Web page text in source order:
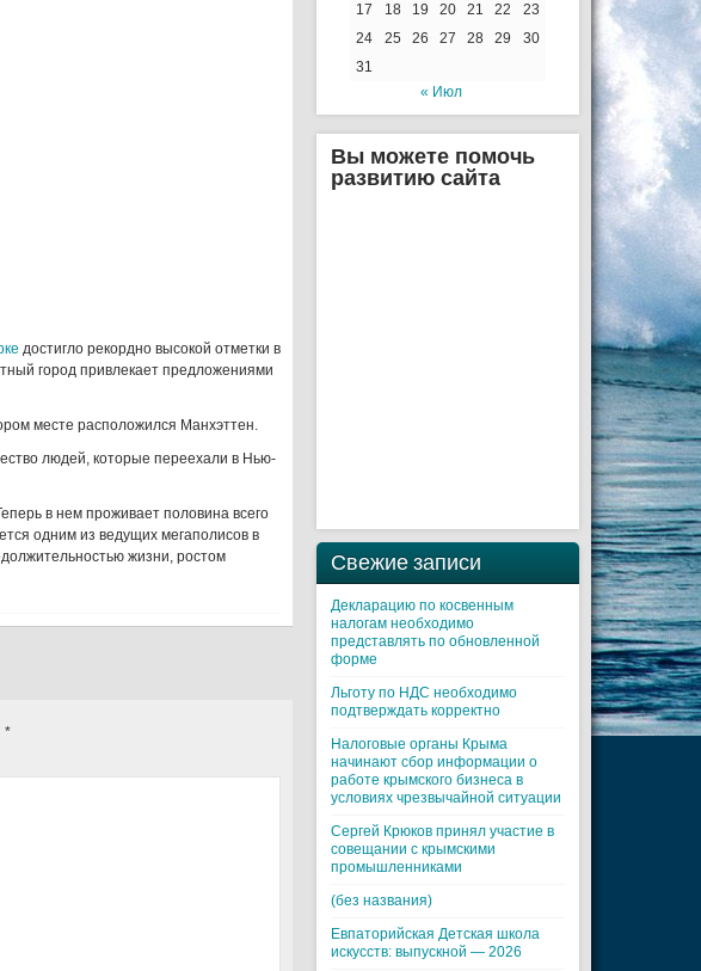
достигло рекордно высокой отметки в
город привлекает предложениями
месте расположился Манхэттен.
людей, которые переехали в Нью-
в нем проживает половина всего
одним из ведущих мегаполисов в
жизни, ростом
*
17
18 19 20 21 22
23
24
25 26 27 28 29
30
31
« Июл
Вы можете помочь
развитию сайта
Свежие записи
Декларацию по косвенным
налогам необходимо
представлять по обновленной
форме
Льготу по НДС необходимо
подтверждать корректно
Налоговые органы Крыма
начинают сбор информации о
работе крымского бизнеса в
условиях чрезвычайной ситуации
Cергей Крюков принял участие в
совещании с крымскими
промышленниками
(без названия)
Евпаторийская Детская школа
искусств: выпускной — 2026